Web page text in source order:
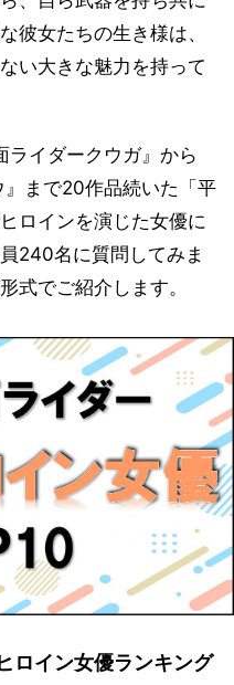
彼女たちの生き様は、
い大きな魅力を持って
イダークウガ』から
まで20作品続いた「平
ロインを演じた女優に
240名に質問してみま
式でご紹介します。
ロイン女優ランキング